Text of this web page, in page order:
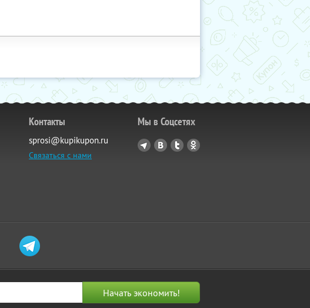
Контакты
sprosi@kupikupon.ru
Связаться с нами
Мы в Соцсетях